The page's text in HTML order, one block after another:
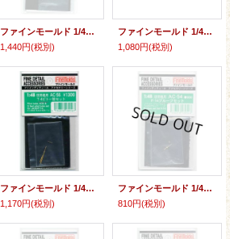
ファインモールド 1/48 零戦用20mm機銃＆ピトー管セット【プラモデル用パーツ】
1,440円(税別)
ファインモールド 1/48 日本陸軍九五式戦闘機用エッチングパーツセット
1,080円(税別)
ファインモールド 1/48 T-4ピトー管セット
1,170円(税別)
ファインモールド 1/48 F-14用プルーブセット
810円(税別)